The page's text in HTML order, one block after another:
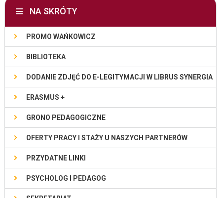
NA SKRÓTY
PROMO WAŃKOWICZ
BIBLIOTEKA
DODANIE ZDJĘĆ DO E-LEGITYMACJI W LIBRUS SYNERGIA
ERASMUS +
GRONO PEDAGOGICZNE
OFERTY PRACY I STAŻY U NASZYCH PARTNERÓW
PRZYDATNE LINKI
PSYCHOLOG I PEDAGOG